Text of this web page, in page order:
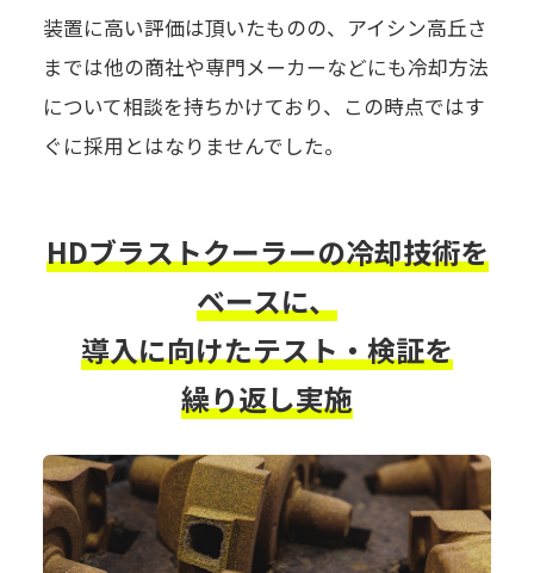
装置に高い評価は頂いたものの、アイシン高丘さ
までは他の商社や専門メーカーなどにも冷却方法
について相談を持ちかけており、この時点ではす
ぐに採用とはなりませんでした。
HDブラストクーラーの冷却技術を
ベースに、
導入に向けたテスト・検証を
繰り返し実施